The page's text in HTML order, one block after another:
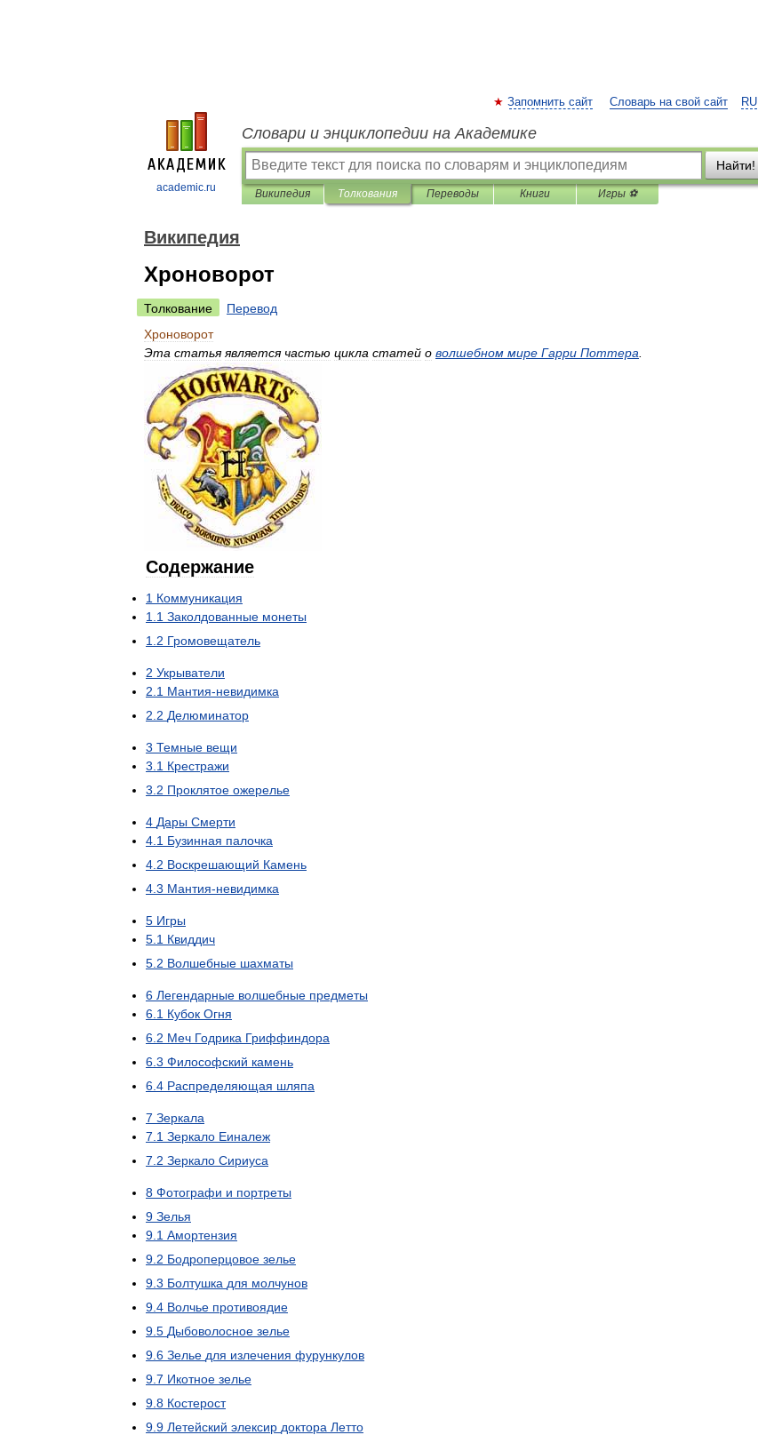
academic.ru
RU
Запомнить сайт Словарь на свой сайт
Словари и энциклопедии на Академике
Найти!
Википедия Толкования Переводы Книги Игры ⚽
Википедия
Хроноворот
Толкование
Перевод
Хроноворот
Эта статья является частью цикла статей о волшебном мире Гарри Поттера
Содержание
1 Коммуникация
1 1 Заколдованные монеты
1 2 Громовещатель
2 Укрыватели
2 1 Мантия-невидимка
2 2 Делюминатор
3 Темные вещи
3 1 Крестражи
3 2 Проклятое ожерелье
4 Дары Смерти
4 1 Бузинная палочка
4 2 Воскрешающий Камень
4 3 Мантия-невидимка
5 Игры
5 1 Квиддич
5 2 Волшебные шахматы
6 Легендарные волшебные предметы
6 1 Кубок Огня
6 2 Меч Годрика Гриффиндора
6 3 Философский камень
6 4 Распределяющая шляпа
7 Зеркала
7 1 Зеркало Еиналеж
7 2 Зеркало Сириуса
8 Фотографи и портреты
9 Зелья
9 1 Амортензия
9 2 Бодроперцовое зелье
9 3 Болтушка для молчунов
9 4 Волчье противоядие
9 5 Дыбоволосное зелье
9 6 Зелье для излечения фурункулов
9 7 Икотное зелье
9 8 Костерост
9 9 Летейский элексир доктора Летто